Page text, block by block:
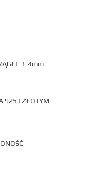
3-4mm
925 I ZŁOTYM